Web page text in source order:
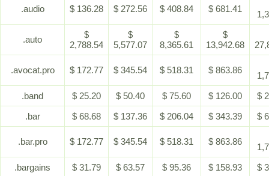
.audio $ 136.28 $ 272.56 $ 408.84 $ 681.41
.auto
$
2,788.54
$
5,577.07
$
8,365.61
$
13,942.68
.avocat.pro $ 172.77 $ 345.54 $ 518.31 $ 863.86
.band
$ 25.20 $ 50.40 $ 75.60 $ 126.00
$
.bar
$ 68.68 $ 137.36 $ 206.04 $ 343.39 $
.bar.pro $ 172.77 $ 345.54 $ 518.31 $ 863.86
.bargains
$ 31.79 $ 63.57 $ 95.36 $ 158.93
$